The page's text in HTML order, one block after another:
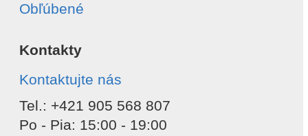
Obľúbené
Kontakty
Kontaktujte nás
Tel.: +421 905 568 807
Po - Pia: 15:00 - 19:00